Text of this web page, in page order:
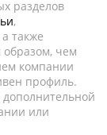
разделов
,
также
образом, чем
компании
профиль.
или